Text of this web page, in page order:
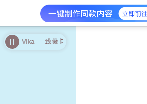
Vika 致薇卡的信 - Etude for Vika